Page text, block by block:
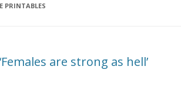
PRINTABLES
are strong as hell’